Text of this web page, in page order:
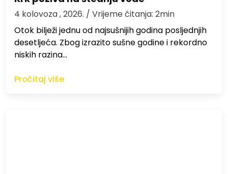
4 kolovoza , 2026. / Vrijeme čitanja: 2min
Otok bilježi jednu od najsušnijih godina posljednjih
desetljeća. Zbog izrazito sušne godine i rekordno
niskih razina…
Pročitaj više